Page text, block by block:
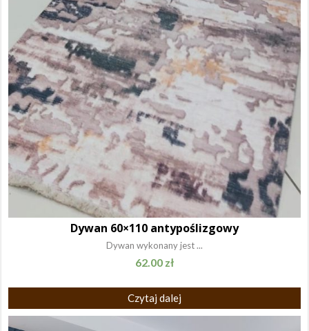
Dywan 60×110 antypoślizgowy
Dywan wykonany jest ...
62.00 zł
Czytaj dalej